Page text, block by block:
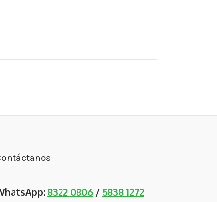
8322 0806/ 5838 1272